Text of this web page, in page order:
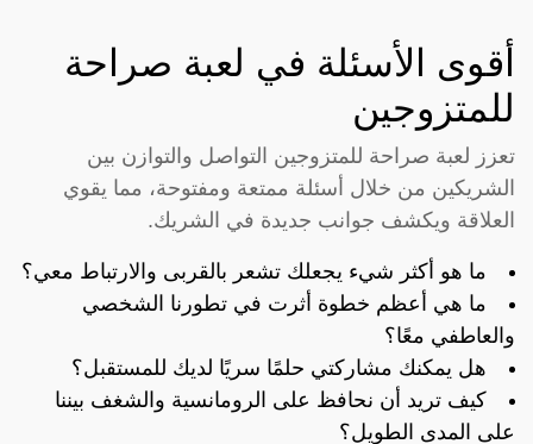
أقوى الأسئلة في لعبة صراحة
للمتزوجين
تعزز لعبة صراحة للمتزوجين التواصل والتوازن بين
الشريكين من خلال أسئلة ممتعة ومفتوحة، مما يقوي
العلاقة ويكشف جوانب جديدة في الشريك.
ما هو أكثر شيء يجعلك تشعر بالقربى والارتباط معي؟
ما هي أعظم خطوة أثرت في تطورنا الشخصي
والعاطفي معًا؟
هل يمكنك مشاركتي حلمًا سريًا لديك للمستقبل؟
كيف تريد أن نحافظ على الرومانسية والشغف بيننا
على المدى الطويل؟